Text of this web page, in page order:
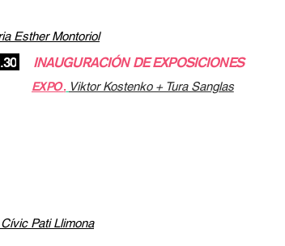
Esther Montoriol
INAUGURACIÓN DE EXPOSICIONES
EXPO . Viktor Kostenko + Tura Sanglas
Pati Llimona